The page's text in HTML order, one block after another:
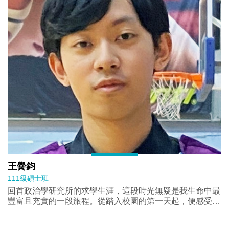
結。因此，儘管寫作的路上不如預期地順利，我仍然對於這
段可以在人生路上標記為重大里程碑的碩士生活心存感激，
感謝生命中那些溫暖真摯的陪伴、細膩貼心的關懷，以及平
凡生命中那些微小卻美好的日常。
王黌鈞
111級碩士班
回首政治學研究所的求學生涯，這段時光無疑是我生命中最
豐富且充實的一段旅程。從踏入校園的第一天起，便感受到